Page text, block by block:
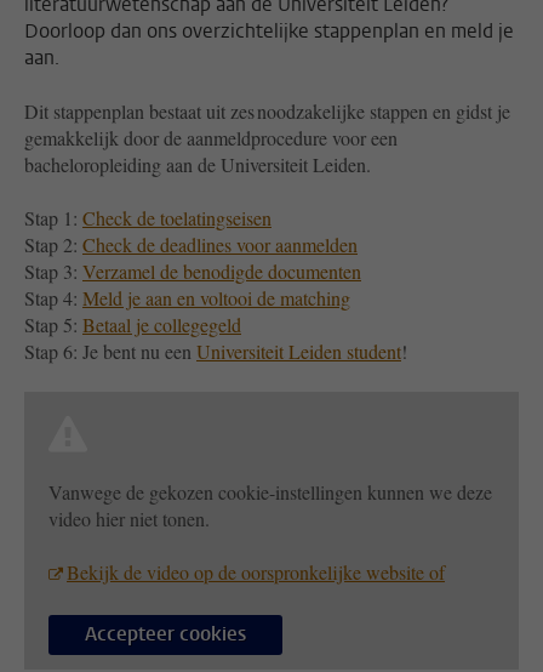
Doorloop dan ons overzichtelijke stappenplan en meld je
aan.
Dit stappenplan bestaat uit zes noodzakelijke stappen en gidst je
gemakkelijk door de aanmeldprocedure voor een
bacheloropleiding aan de Universiteit Leiden.
Stap 1: Check de toelatingseisen
Stap 2: Check de deadlines voor aanmelden
Stap 3: Verzamel de benodigde documenten
Stap 4: Meld je aan en voltooi de matching
Stap 5: Betaal je collegegeld
Stap 6: Je bent nu een Universiteit Leiden student!
Vanwege de gekozen cookie-instellingen kunnen we deze
video hier niet tonen.
Bekijk de video op de oorspronkelijke website of
Accepteer cookies